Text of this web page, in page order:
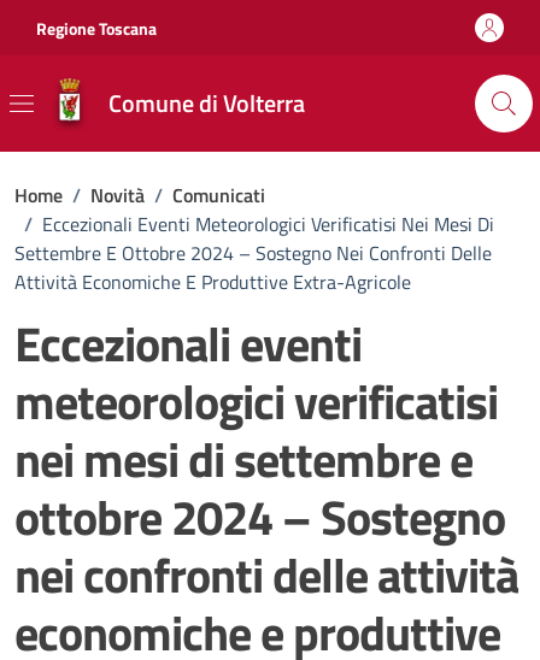
Regione Toscana
Comune di Volterra
Home / Novità / Comunicati
/ Eccezionali Eventi Meteorologici Verificatisi Nei Mesi Di
Settembre E Ottobre 2024 – Sostegno Nei Confronti Delle
Attività Economiche E Produttive Extra-Agricole
Eccezionali eventi
meteorologici verificatisi
nei mesi di settembre e
ottobre 2024 – Sostegno
nei confronti delle attività
economiche e produttive